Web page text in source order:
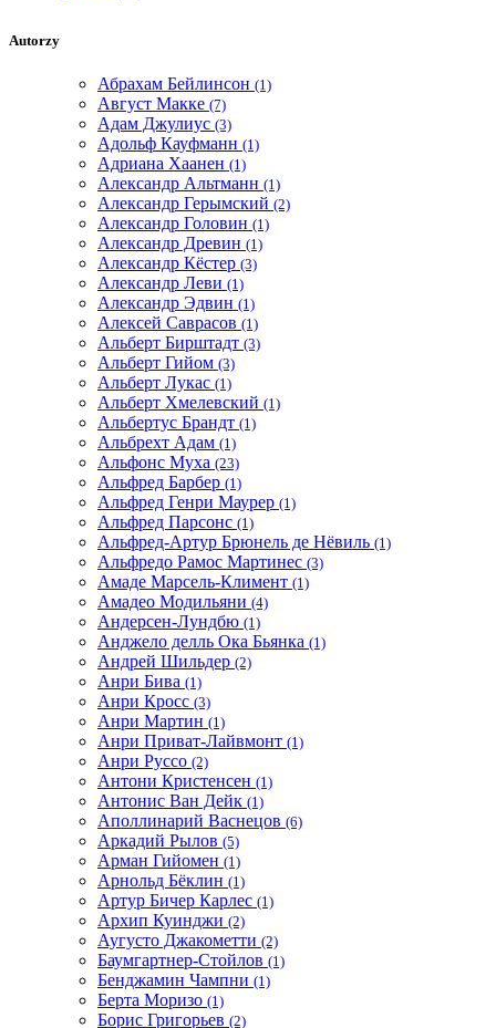
Autorzy
Абрахам Бейлинсон (1)
Август Макке (7)
Адам Джулиус (3)
Адольф Кауфманн (1)
Адриана Хаанен (1)
Александр Альтманн (1)
Александр Герымский (2)
Александр Головин (1)
Александр Древин (1)
Александр Кёстер (3)
Александр Леви (1)
Александр Эдвин (1)
Алексей Саврасов (1)
Альберт Бирштадт (3)
Альберт Гийом (3)
Альберт Лукас (1)
Альберт Хмелевский (1)
Альбертус Брандт (1)
Альбрехт Адам (1)
Альфонс Муха (23)
Альфред Барбер (1)
Альфред Генри Маурер (1)
Альфред Парсонс (1)
Альфред-Артур Брюнель де Нёвиль (1)
Альфредо Рамос Мартинес (3)
Амаде Марсель-Климент (1)
Амадео Модильяни (4)
Андерсен-Лундбю (1)
Анджело делль Ока Бьянка (1)
Андрей Шильдер (2)
Анри Бива (1)
Анри Кросс (3)
Анри Мартин (1)
Анри Приват-Лайвмонт (1)
Анри Руссо (2)
Антони Кристенсен (1)
Антонис Ван Дейк (1)
Аполлинарий Васнецов (6)
Аркадий Рылов (5)
Арман Гийомен (1)
Арнольд Бёклин (1)
Артур Бичер Карлес (1)
Архип Куинджи (2)
Аугусто Джакометти (2)
Баумгартнер-Стойлов (1)
Бенджамин Чампни (1)
Берта Моризо (1)
Борис Григорьев (2)